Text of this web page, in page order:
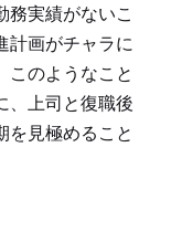
務実績がないこ
計画がチャラに
このようなこと
、上司と復職後
を見極めること